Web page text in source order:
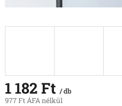
1 182 Ft / db
977 Ft ÁFA nélkül